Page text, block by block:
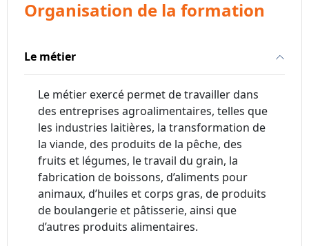
Organisation de la formation
Le métier
Le métier exercé permet de travailler dans
des entreprises agroalimentaires, telles que
les industries laitières, la transformation de
la viande, des produits de la pêche, des
fruits et légumes, le travail du grain, la
fabrication de boissons, d’aliments pour
animaux, d’huiles et corps gras, de produits
de boulangerie et pâtisserie, ainsi que
d’autres produits alimentaires.